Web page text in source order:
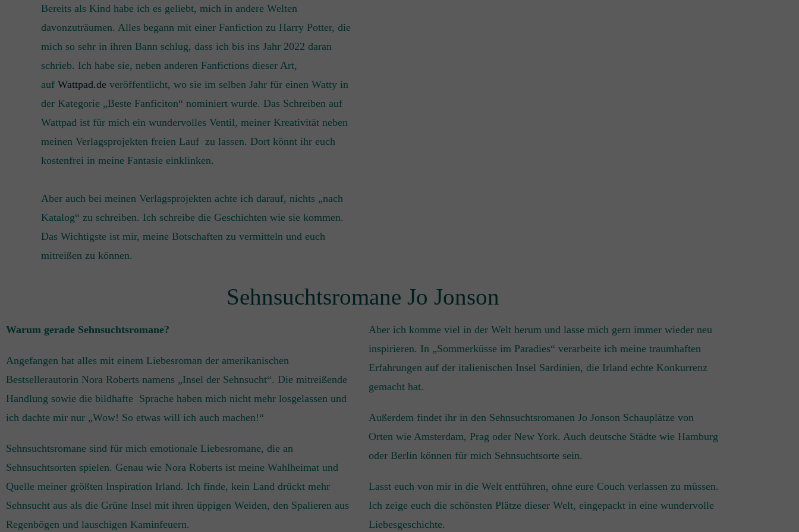
Bereits als Kind habe ich es geliebt, mich in andere Welten
davonzuträumen. Alles begann mit einer Fanfiction zu Harry Potter, die
mich so sehr in ihren Bann schlug, dass ich bis ins Jahr 2022 daran
schrieb. Ich habe sie, neben anderen Fanfictions dieser Art,
auf Wattpad.de veröffentlicht, wo sie im selben Jahr für einen Watty in
der Kategorie „Beste Fanficiton“ nominiert wurde. Das Schreiben auf
Wattpad ist für mich ein wundervolles Ventil, meiner Kreativität neben
meinen Verlagsprojekten freien Lauf zu lassen. Dort könnt ihr euch
kostenfrei in meine Fantasie einklinken.
Aber auch bei meinen Verlagsprojekten achte ich darauf, nichts „nach
Katalog“ zu schreiben. Ich schreibe die Geschichten wie sie kommen.
Das Wichtigste ist mir, meine Botschaften zu vermitteln und euch
mitreißen zu können.
Sehnsuchtsromane Jo Jonson
Warum gerade Sehnsuchtsromane?
Angefangen hat alles mit einem Liebesroman der amerikanischen
Bestsellerautorin Nora Roberts namens „Insel der Sehnsucht“. Die mitreißende
Handlung sowie die bildhafte Sprache haben mich nicht mehr losgelassen und
ich dachte mir nur „Wow! So etwas will ich auch machen!“
Sehnsuchtsromane sind für mich emotionale Liebesromane, die an
Sehnsuchtsorten spielen. Genau wie Nora Roberts ist meine Wahlheimat und
Quelle meiner größten Inspiration Irland. Ich finde, kein Land drückt mehr
Sehnsucht aus als die Grüne Insel mit ihren üppigen Weiden, den Spalieren aus
Regenbögen und lauschigen Kaminfeuern.
Aber ich komme viel in der Welt herum und lasse mich gern immer wieder neu
inspirieren. In „Sommerküsse im Paradies“ verarbeite ich meine traumhaften
Erfahrungen auf der italienischen Insel Sardinien, die Irland echte Konkurrenz
gemacht hat.
Außerdem findet ihr in den Sehnsuchtsromanen Jo Jonson Schauplätze von
Orten wie Amsterdam, Prag oder New York. Auch deutsche Städte wie Hamburg
oder Berlin können für mich Sehnsuchtsorte sein.
Lasst euch von mir in die Welt entführen, ohne eure Couch verlassen zu müssen.
Ich zeige euch die schönsten Plätze dieser Welt, eingepackt in eine wundervolle
Liebesgeschichte.